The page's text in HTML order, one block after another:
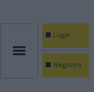
Login
Registro